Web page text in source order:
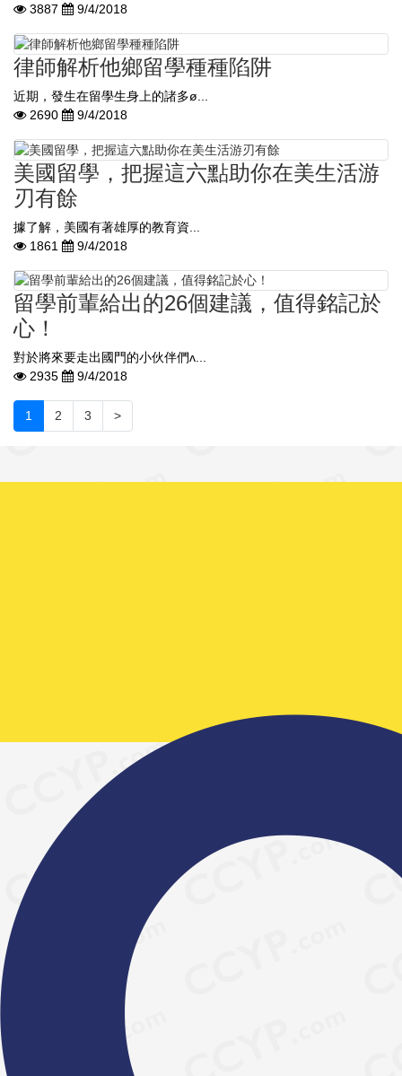
3887
9/4/2018
律師解析他鄉留學種種陷阱
近期，發生在留學生身上的諸多ø...
2690
9/4/2018
美國留學，把握這六點助你在美生活游
刃有餘
據了解，美國有著雄厚的教育資...
1861
9/4/2018
留學前輩給出的26個建議，值得銘記於
心！
對於將來要走出國門的小伙伴們ʌ...
2935
9/4/2018
1 2 3 >